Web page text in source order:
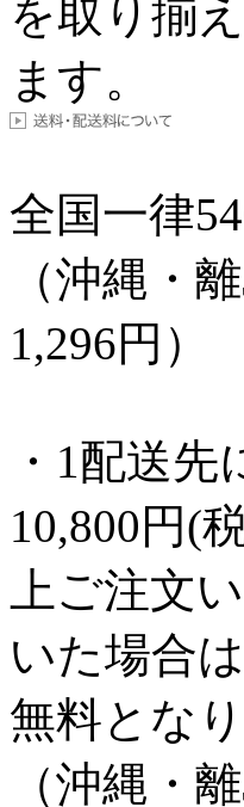
を取り揃
ます。
全国一律
（沖縄・
1,296円）
・1配送先
10,800円(
上ご注文
いた場合
無料とな
（沖縄・